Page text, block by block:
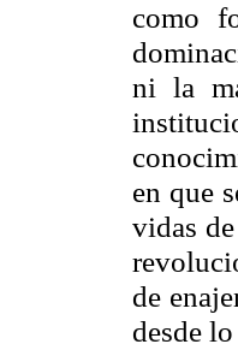
como
ni la
en que
vidas
de
desde